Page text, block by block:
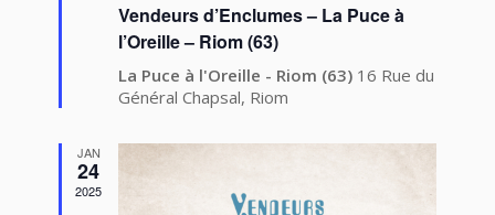
avant
Vendeurs d’Enclumes – La Puce à
l’Oreille – Riom (63)
La Puce à l'Oreille - Riom (63) 16 Rue du
Général Chapsal, Riom
JAN
24
2025